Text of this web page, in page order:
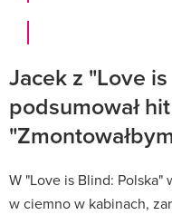
Jacek z "Love
podsumował
W "Love is Blind:
w ciemno w kabinach,